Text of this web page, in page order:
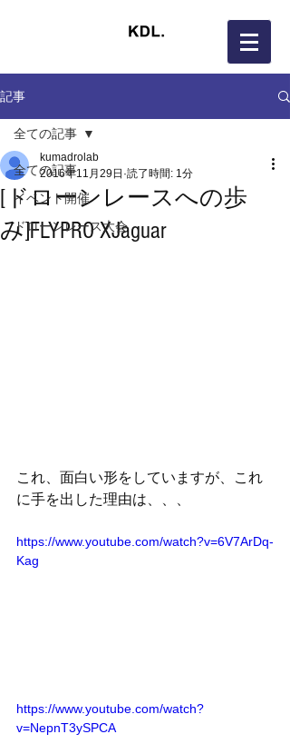
記事
全ての記事
イベント開催
ドローンレース大会
全ての記事
[ドローンレースへの歩
み]FLYPRO XJaguar
kumadrolab
2016年11月29日 読了時間: 1分
これ、面白い形をしていますが、これ
に手を出した理由は、、、
https://www.youtube.com/watch?v=6V7ArDq-
Kag
https://www.youtube.com/watch?
v=NepnT3ySPCA